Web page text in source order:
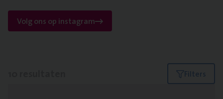
Volg ons op instagram
Filters